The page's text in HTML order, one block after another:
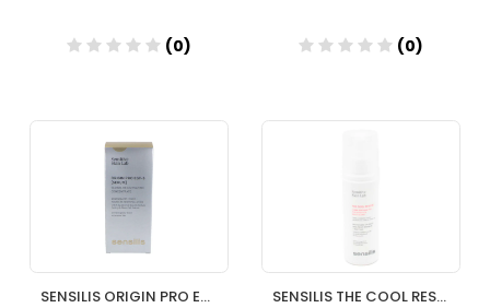
(0) (0)
SENSILIS ORIGIN PRO EGF5 SERUM 30 ML SENSILIS THE COOL RESCUE BRUMA HIDRO CALMANTE 1 FRASCO 150